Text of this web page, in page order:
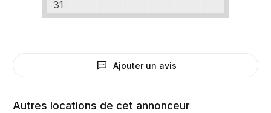
31
Ajouter un avis
Autres locations de cet annonceur